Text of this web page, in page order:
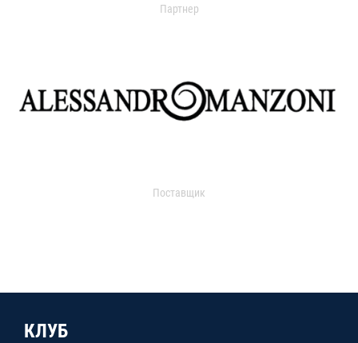
Партнер
Поставщик
КЛУБ